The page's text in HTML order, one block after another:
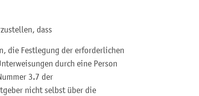
dass
die Festlegung der erforderlichen
durch eine Person
3.7 der
nicht selbst über die